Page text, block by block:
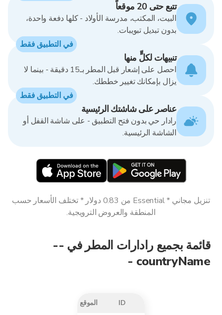
تتبع حتى 20 موقعاً
البيت، المكتب، مدرسة الأولاد - كلها دفعة واحدة،
بدون تبديل تبويبات.
تنبيهات لكلٍّ منها
احصل على إشعار قبل المطر بـ15 دقيقة - بينما لا
يزال بإمكانك تغيير خططك.
في التطبيق فقط
عناصر على شاشتك الرئيسية
رادار حي بدون فتح التطبيق - على شاشة القفل أو
الشاشة الرئيسية.
في التطبيق فقط
تنزيل مجاني * Essential من 0.83 دولار * تختلف الأسعار حسب
المنطقة والعروض الترويجية.
قائمة بجميع رادارات المطر في --
countryName -
ID الموقع